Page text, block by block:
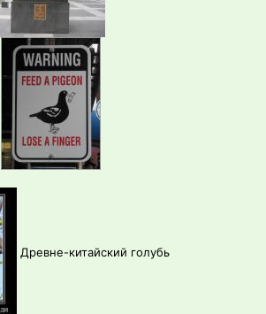
Древне-китайский голубь